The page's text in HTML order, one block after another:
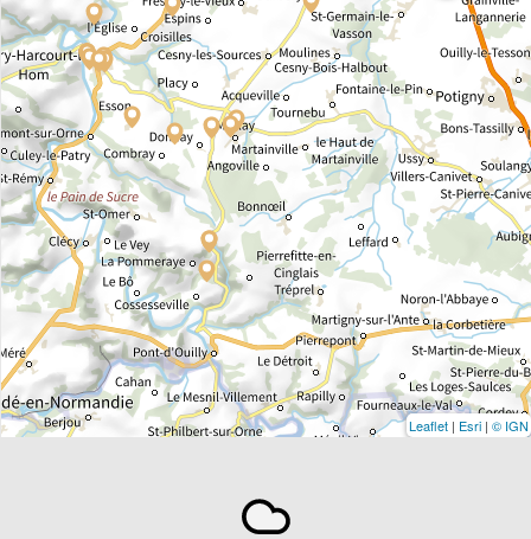
Leaflet | Esri | © IGN